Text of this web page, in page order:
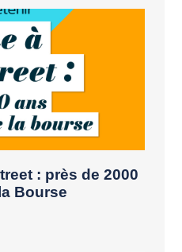
: près de 2000
Bourse